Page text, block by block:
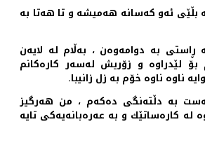
ئه‌و كه‌سانه‌ هه‌میشه‌ و تا هه‌تا به‌
به‌ دوامه‌وه‌ن ، به‌ڵام له‌ لایه‌ن
بۆ لێدراوه‌ و زۆریش له‌سه‌ر كاره‌كانم
ناوه‌ ناوه‌ خۆم به‌ زل زانیبا.
به‌ دڵته‌نگی ده‌كه‌م ، من هه‌رگیز
له‌ كاره‌ساتێك و به‌ عه‌ره‌بانه‌یه‌كی تایه‌